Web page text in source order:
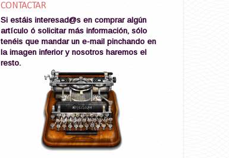
CONTACTAR
Si estáis interesad@s en comprar algún
artículo ó solicitar más información, sólo
tenéis que mandar un e-mail pinchando en
la imagen inferior y nosotros haremos el
resto.